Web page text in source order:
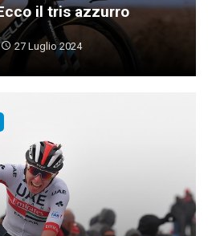
il tris azzurro
27 Luglio 2024